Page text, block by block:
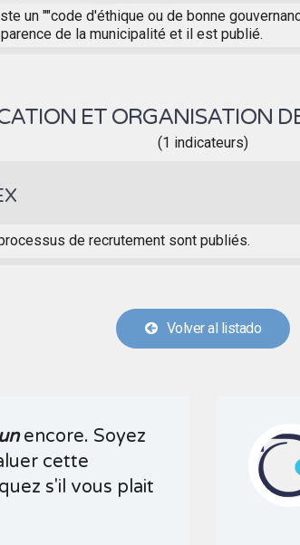
un ""code d'éthique ou de bonne
de la municipalité et il est publié.
ET ORGANISATION
(1 indicateurs)
de recrutement sont publiés.
Volver al listado
encore. Soyez
cette
s'il vous plait